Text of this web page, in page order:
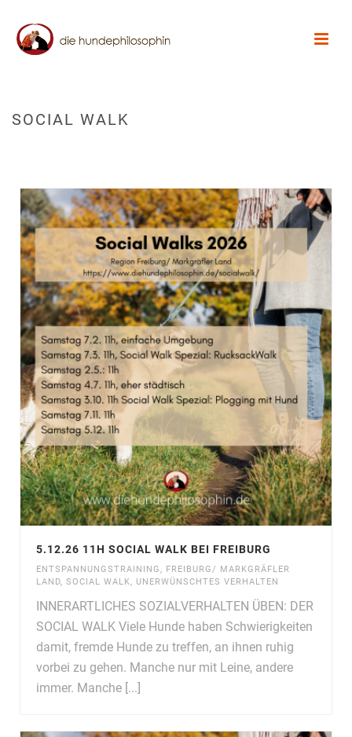
SOCIAL WALK
5.12.26 11H SOCIAL WALK BEI FREIBURG
ENTSPANNUNGSTRAINING, FREIBURG/ MARKGRÄFLER
LAND, SOCIAL WALK, UNERWÜNSCHTES VERHALTEN
INNERARTLICHES SOZIALVERHALTEN ÜBEN: DER
SOCIAL WALK Viele Hunde haben Schwierigkeiten
damit, fremde Hunde zu treffen, an ihnen ruhig
vorbei zu gehen. Manche nur mit Leine, andere
immer. Manche [...]